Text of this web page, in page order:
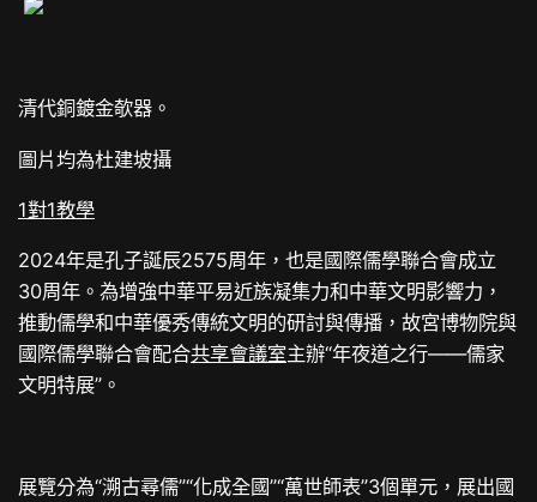
清代銅鍍金欹器。
圖片均為杜建坡攝
1對1教學
2024年是孔子誕辰2575周年，也是國際儒學聯合會成立
30周年。為增強中華平易近族凝集力和中華文明影響力，
推動儒學和中華優秀傳統文明的研討與傳播，故宮博物院與
國際儒學聯合會配合共享會議室主辦“年夜道之行——儒家
文明特展”。
展覽分為“溯古尋儒”“化成全國”“萬世師表”3個單元，展出國